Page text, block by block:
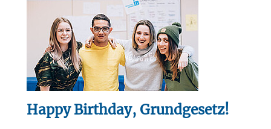
Happy Birthday, Grundgesetz!